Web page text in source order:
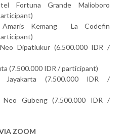
Fortuna Grande Malioboro
Kemang La Codefin
Dipatiukur (6.500.000 IDR /
(7.500.000 IDR / participant)
(7.500.000 IDR /
Gubeng (7.500.000 IDR /
ZOOM